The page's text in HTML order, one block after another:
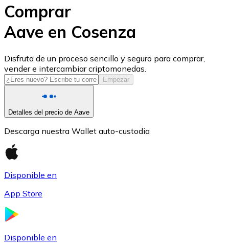
USD Coin
USDC
Comprar
Aave en Cosenza
Disfruta de un proceso sencillo y seguro para comprar,
vender e intercambiar criptomonedas.
Empezar
Detalles del precio de Aave
Descarga nuestra Wallet auto-custodia
Disponible en
App Store
Disponible en